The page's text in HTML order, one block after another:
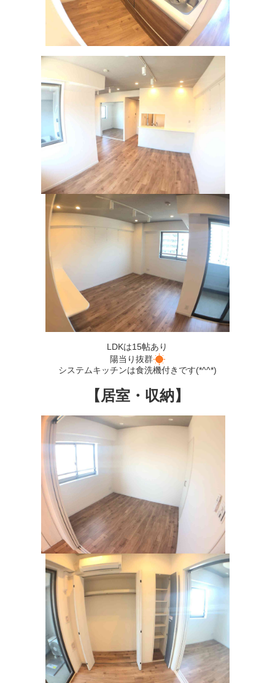
LDKは15帖あり
陽当り抜群
システムキッチンは食洗機付きです(*^^*)
【居室・収納】